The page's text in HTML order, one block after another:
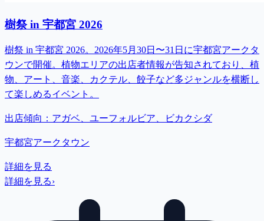
樹祭 in 宇都宮 2026
樹祭 in 宇都宮 2026。2026年5月30日〜31日に宇都宮アークタ
ウンで開催。植物エリアの出店者情報が告知されており、植
物、アート、音楽、カクテル、餃子など多ジャンルを横断し
て楽しめるイベント。
出店傾向： アガベ、ユーフォルビア、ビカクシダ
宇都宮アークタウン
詳細を見る
詳細を見る›